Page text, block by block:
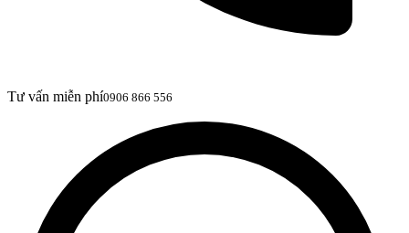
Tư vấn miễn phí0906 866 556